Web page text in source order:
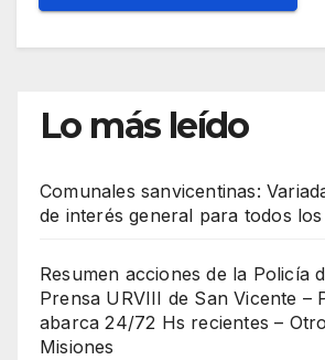
Lo más leído
Comunales sanvicentinas:
de interés general para todos
Resumen acciones de la Policía
Prensa URVIII de San Vicente –
abarca 24/72 Hs recientes –
Misiones